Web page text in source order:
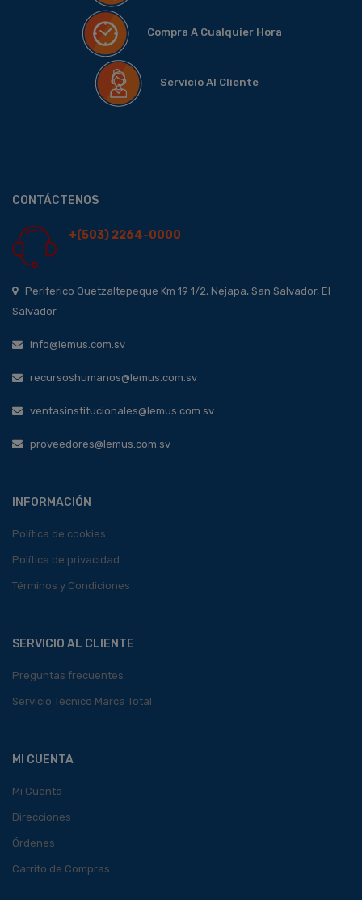
Compra A Cualquier Hora
Servicio Al Cliente
CONTÁCTENOS
+(503) 2264-0000
Periferico Quetzaltepeque Km 19 1/2, Nejapa, San Salvador, El
Salvador
info@lemus.com.sv
recursoshumanos@lemus.com.sv
ventasinstitucionales@lemus.com.sv
proveedores@lemus.com.sv
INFORMACIÓN
Política de cookies
Política de privacidad
Términos y Condiciones
SERVICIO AL CLIENTE
Preguntas frecuentes
Servicio Técnico Marca Total
MI CUENTA
Mi Cuenta
Direcciones
Órdenes
Carrito de Compras